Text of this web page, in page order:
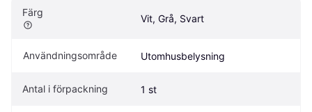
Färg
Vit, Grå, Svart
Användningsområde Utomhusbelysning
Antal i förpackning 1 st